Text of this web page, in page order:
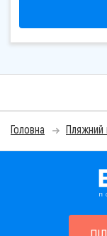
Головна Пляжний